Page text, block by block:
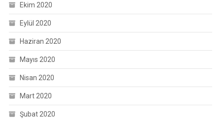
Ekim 2020
Eylül 2020
Haziran 2020
Mayıs 2020
Nisan 2020
Mart 2020
Şubat 2020